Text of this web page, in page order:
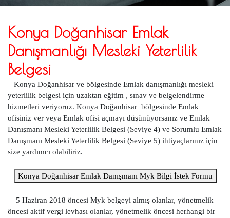
Konya Doğanhisar Emlak
Danışmanlığı Mesleki Yeterlilik
Belgesi
Konya Doğanhisar ve bölgesinde Emlak danışmanlığı mesleki
yeterlilik belgesi için uzaktan eğitim , sınav ve belgelendirme
hizmetleri veriyoruz. Konya Doğanhisar bölgesinde Emlak
ofisiniz ver veya Emlak ofisi açmayı düşünüyorsanız ve Emlak
Danışmanı Mesleki Yeterlilik Belgesi (Seviye 4) ve Sorumlu Emlak
Danışmanı Mesleki Yeterlilik Belgesi (Seviye 5) ihtiyaçlarınız için
size yardımcı olabiliriz.
Konya Doğanhisar Emlak Danışmanı Myk Bilgi İstek Formu
5 Haziran 2018 öncesi Myk belgeyi almış olanlar, yönetmelik
öncesi aktif vergi levhası olanlar, yönetmelik öncesi herhangi bir